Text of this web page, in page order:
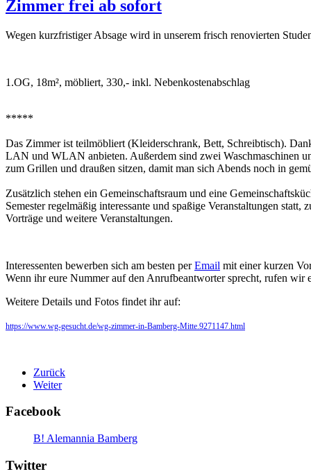
Zimmer frei ab sofort
Wegen kurzfristiger Absage wird in unserem frisch renovierten
1.OG, 18m², möbliert, 330,- inkl. Nebenkostenabschlag
*****
Das Zimmer ist teilmöbliert (Kleiderschrank, Bett, Schreibtisch).
LAN und WLAN anbieten. Außerdem sind zwei Waschmaschinen
zum Grillen und draußen sitzen, damit man sich Abends noch in
Zusätzlich stehen ein Gemeinschaftsraum und eine
Semester regelmäßig interessante und spaßige Veranstaltungen
Vorträge und weitere Veranstaltungen.
Interessenten bewerben sich am besten perEmail mit einer kurzen
Wenn ihr eure Nummer auf den Anrufbeantworter sprecht, rufen wir
Weitere Details und Fotos findet ihr auf:
https://www.wg-gesucht.de/wg-zimmer-in-Bamberg-Mitte.9271147.html
Zurück
Weiter
Facebook
B! Alemannia Bamberg
Twitter